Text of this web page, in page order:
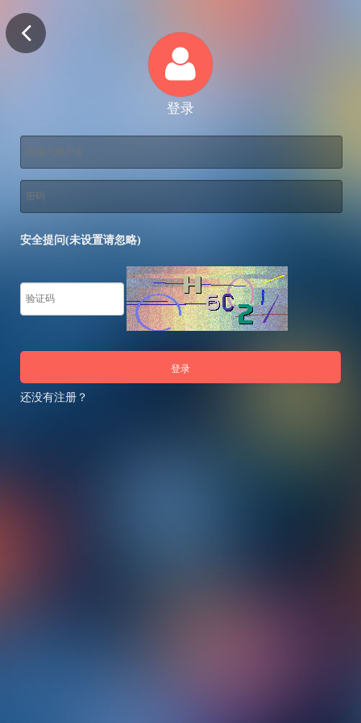
登录
安全提问(未设置请忽略)
登录
还没有注册？